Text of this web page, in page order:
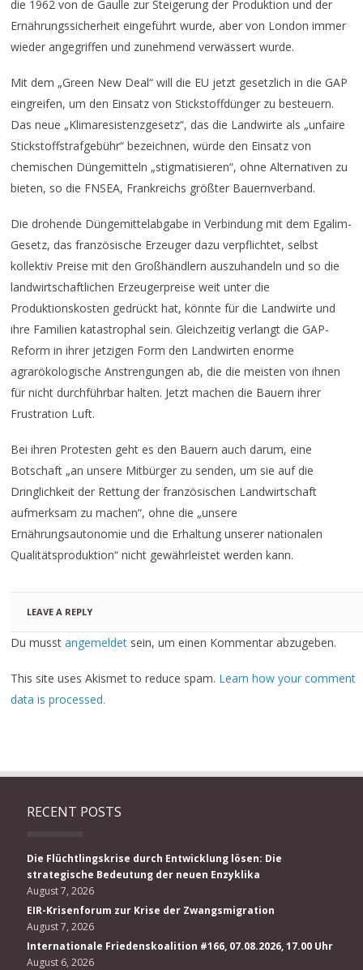
die 1962 von de Gaulle zur Steigerung der Produktion und der
Ernährungssicherheit eingeführt wurde, aber von London immer
wieder angegriffen und zunehmend verwässert wurde.
Mit dem „Green New Deal“ will die EU jetzt gesetzlich in die GAP
eingreifen, um den Einsatz von Stickstoffdünger zu besteuern.
Das neue „Klimaresistenzgesetz“, das die Landwirte als „unfaire
Stickstoffstrafgebühr“ bezeichnen, würde den Einsatz von
chemischen Düngemitteln „stigmatisieren“, ohne Alternativen zu
bieten, so die FNSEA, Frankreichs größter Bauernverband.
Die drohende Düngemittelabgabe in Verbindung mit dem Egalim-
Gesetz, das französische Erzeuger dazu verpflichtet, selbst
kollektiv Preise mit den Großhändlern auszuhandeln und so die
landwirtschaftlichen Erzeugerpreise weit unter die
Produktionskosten gedrückt hat, könnte für die Landwirte und
ihre Familien katastrophal sein. Gleichzeitig verlangt die GAP-
Reform in ihrer jetzigen Form den Landwirten enorme
agrarökologische Anstrengungen ab, die die meisten von ihnen
für nicht durchführbar halten. Jetzt machen die Bauern ihrer
Frustration Luft.
Bei ihren Protesten geht es den Bauern auch darum, eine
Botschaft „an unsere Mitbürger zu senden, um sie auf die
Dringlichkeit der Rettung der französischen Landwirtschaft
aufmerksam zu machen“, ohne die „unsere
Ernährungsautonomie und die Erhaltung unserer nationalen
Qualitätsproduktion“ nicht gewährleistet werden kann.
LEAVE A REPLY
Du musstangemeldet sein, um einen Kommentar abzugeben.
This site uses Akismet to reduce spam. Learn how your comment
data is processed.
RECENT POSTS
Die Flüchtlingskrise durch Entwicklung lösen: Die
strategische Bedeutung der neuen Enzyklika
August 7, 2026
EIR-Krisenforum zur Krise der Zwangsmigration
August 7, 2026
Internationale Friedenskoalition #166, 07.08.2026, 17.00 Uhr
August 6, 2026